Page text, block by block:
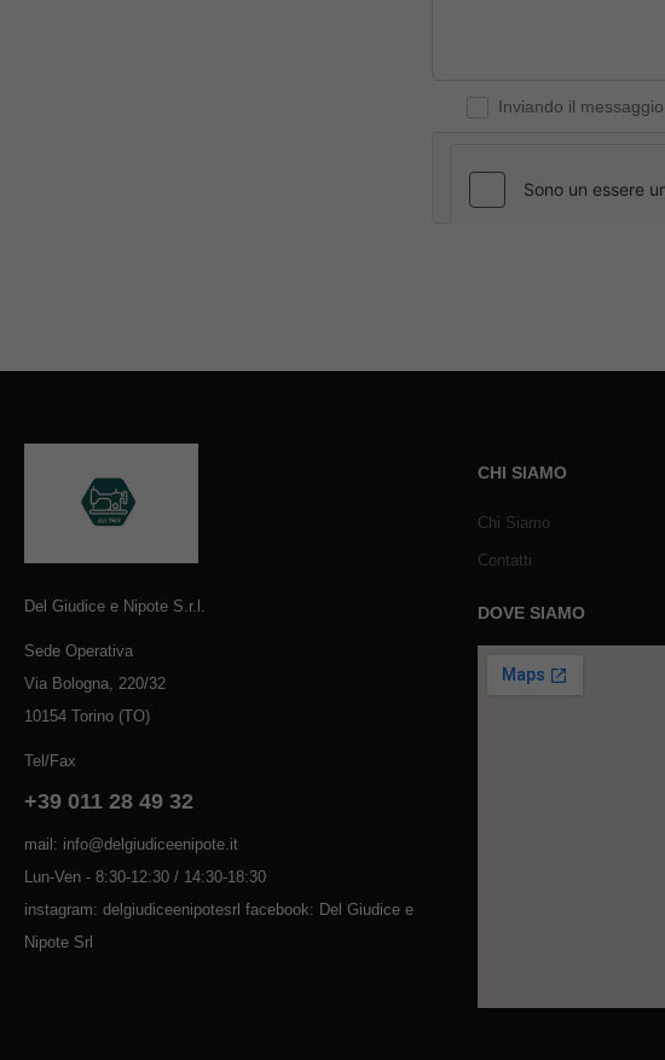
Inviando il
Del Giudice e Nipote S.r.l.
Sede Operativa
Via Bologna, 220/32
10154 Torino (TO)
Tel/Fax
+39 011 28 49 32
mail: info@delgiudiceenipote.it
Lun-Ven - 8:30-12:30 / 14:30-18:30
instagram: delgiudiceenipotesrl facebook: Del Giudice e
Nipote Srl
CHI SIAMO
Chi Siamo
Contatti
DOVE SIAMO